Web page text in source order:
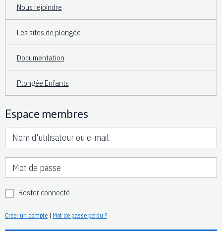
Nous rejoindre
Les sites de plongée
Documentation
Plongée Enfants
Espace membres
Rester connecté
Créer un compte | Mot de passe perdu ?